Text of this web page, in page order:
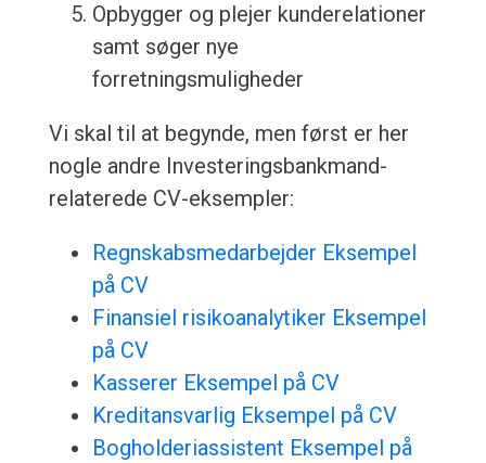
Opbygger og plejer kunderelationer
samt søger nye
forretningsmuligheder
Vi skal til at begynde, men først er her
nogle andre Investeringsbankmand-
relaterede CV-eksempler:
Regnskabsmedarbejder Eksempel
på CV
Finansiel risikoanalytiker Eksempel
på CV
Kasserer Eksempel på CV
Kreditansvarlig Eksempel på CV
Bogholderiassistent Eksempel på